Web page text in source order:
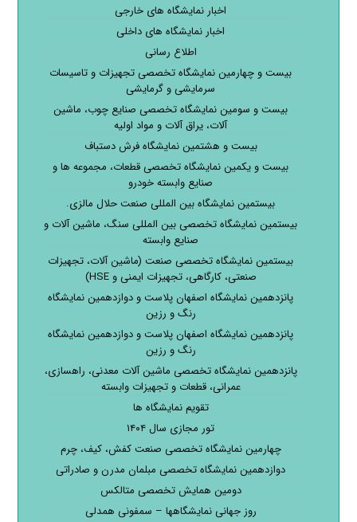
اخبار نمایشگاه های خارجی
اخبار نمایشگاه های داخلی
اطلاع رسانی
بیست و چهارمین نمایشگاه تخصصی تجهیزات و تاسیسات
سرمایشی و گرمایشی
بیست و سومین نمایشگاه تخصصی صنایع چوب، ماشین
آلات، یراق آلات و مواد اولیه
بیست و هشتمین نمایشگاه فرش دستباف
بیست و یکمین نمایشگاه تخصصی قطعات، مجموعه ها و
صنایع وابسته خودرو
بیستمین نمایشگاه بین المللی صنعت حلال مالزی.
بیستمین نمایشگاه تخصصی بین المللی سنگ، ماشین آلات و
صنایع وابسته
بیستمین نمایشگاه تخصصی صنعت (ماشین آلات، تجهیزات
صنعتی، کارگاهی، تجهیزات ایمنی و HSE)
پانزدهمین نمایشگاه اصفهان پلاست و دوازدهمین نمایشگاه
رنگ و رزین
پانزدهمین نمایشگاه اصفهان پلاست و دوازدهمین نمایشگاه
رنگ و رزین
پانزدهمین نمایشگاه تخصصی ماشین آلات معدنی، راهسازی،
عمرانی، قطعات و تجهیزات وابسته
تقویم نمایشگاه ها
تور مجازی سال ۱۴۰۴
چهارمین نمایشگاه تخصصی صنعت کفش، کیف، چرم
دوازدهمین نمایشگاه تخصصی مبلمان مدرن و صادراتی
دومین همایش تخصصی متالکس
روز جهانی نمایشگاهها – سمفونی همدلی